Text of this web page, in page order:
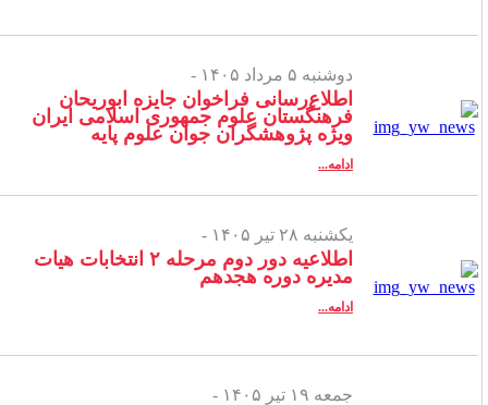
دوشنبه ۵ مرداد ۱۴۰۵ -
اطلاع‌رسانی فراخوان جایزه ابوریحان
فرهنگستان علوم جمهوری اسلامی ایران
ویژه پژوهشگران جوان علوم پایه
ادامه...
یکشنبه ۲۸ تیر ۱۴۰۵ -
اطلاعیه دور دوم مرحله ۲ انتخابات هیات
مدیره دوره هجدهم
ادامه...
جمعه ۱۹ تیر ۱۴۰۵ -